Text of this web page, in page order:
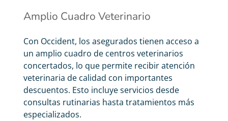
Amplio Cuadro Veterinario
Con Occident, los asegurados tienen acceso a
un amplio cuadro de centros veterinarios
concertados, lo que permite recibir atención
veterinaria de calidad con importantes
descuentos. Esto incluye servicios desde
consultas rutinarias hasta tratamientos más
especializados.